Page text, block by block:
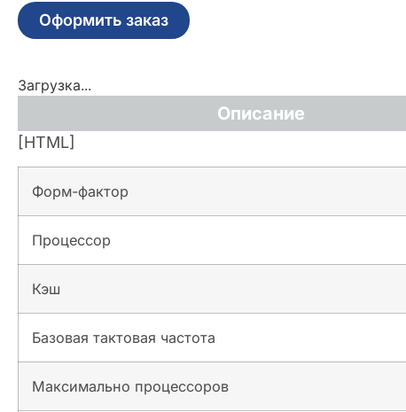
Оформить заказ
Загрузка...
Описание
[HTML]
Форм-фактор
Процессор
Кэш
Базовая тактовая частота
Максимально процессоров